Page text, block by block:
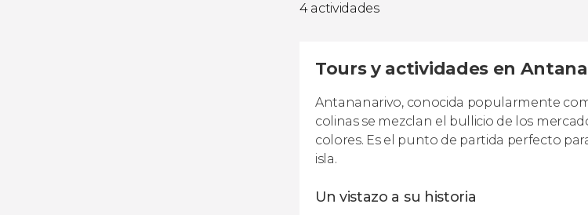
4 actividades
Tours y actividades en
Antananarivo, conocida popularmente
colinas se mezclan el bullicio de los
colores. Es el punto de partida perfecto
isla.
Un vistazo a su historia